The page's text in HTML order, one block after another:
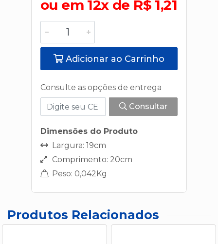
ou em 12x de R$ 1,21
Adicionar ao Carrinho
Consulte as opções de entrega
Consultar
Dimensões do Produto
Largura: 19cm
Comprimento: 20cm
Peso: 0,042Kg
Produtos Relacionados